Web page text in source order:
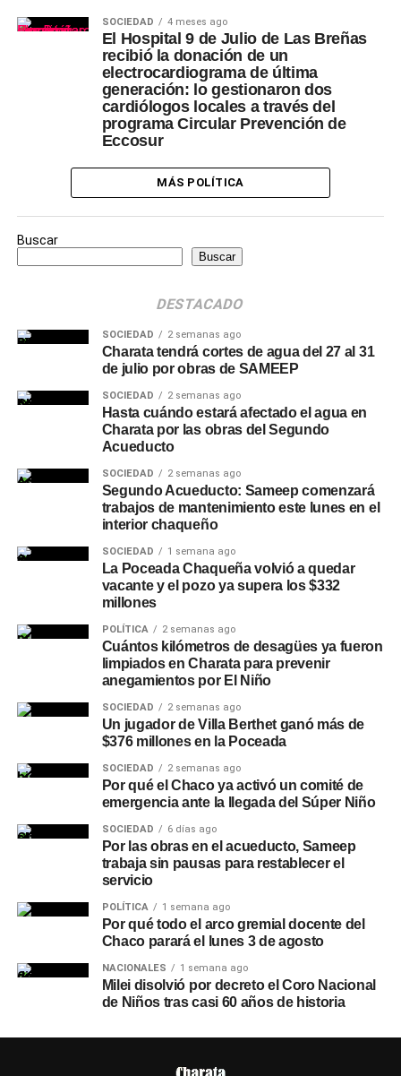
SOCIEDAD 4 meses ago
El Hospital 9 de Julio de Las Breñas
recibió la donación de un
electrocardiograma de última
generación: lo gestionaron dos
cardiólogos locales a través del
programa Circular Prevención de
Eccosur
MÁS POLÍTICA
Buscar
Buscar
DESTACADO
SOCIEDAD 2 semanas ago
Charata tendrá cortes de agua del 27 al 31
de julio por obras de SAMEEP
SOCIEDAD 2 semanas ago
Hasta cuándo estará afectado el agua en
Charata por las obras del Segundo
Acueducto
SOCIEDAD 2 semanas ago
Segundo Acueducto: Sameep comenzará
trabajos de mantenimiento este lunes en el
interior chaqueño
SOCIEDAD 1 semana ago
La Poceada Chaqueña volvió a quedar
vacante y el pozo ya supera los $332
millones
POLÍTICA 2 semanas ago
Cuántos kilómetros de desagües ya fueron
limpiados en Charata para prevenir
anegamientos por El Niño
SOCIEDAD 2 semanas ago
Un jugador de Villa Berthet ganó más de
$376 millones en la Poceada
SOCIEDAD 2 semanas ago
Por qué el Chaco ya activó un comité de
emergencia ante la llegada del Súper Niño
SOCIEDAD 6 días ago
Por las obras en el acueducto, Sameep
trabaja sin pausas para restablecer el
servicio
POLÍTICA 1 semana ago
Por qué todo el arco gremial docente del
Chaco parará el lunes 3 de agosto
NACIONALES 1 semana ago
Milei disolvió por decreto el Coro Nacional
de Niños tras casi 60 años de historia